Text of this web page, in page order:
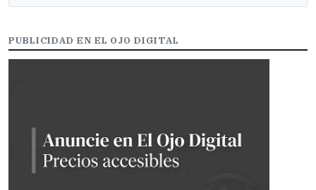
PUBLICIDAD EN EL OJO DIGITAL